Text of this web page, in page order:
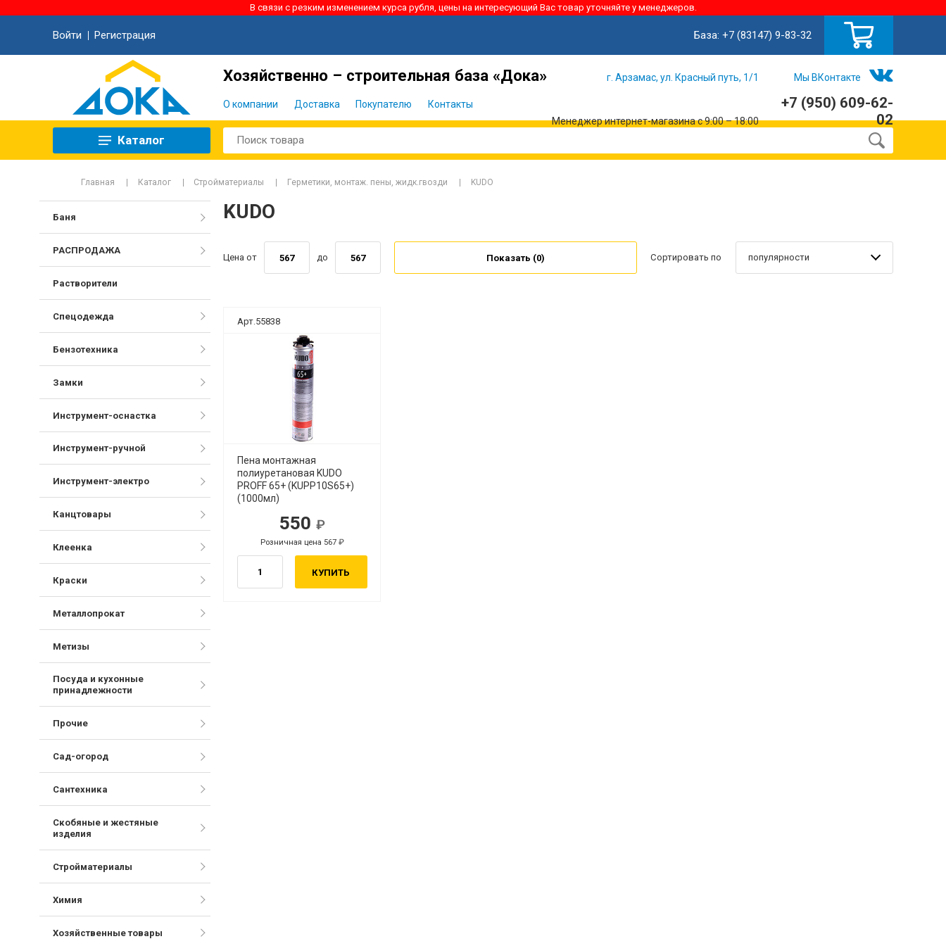
В связи с резким изменением курса рубля, цены на интересующий Вас товар уточняйте у менеджеров.
Войти Регистрация База: +7 (83147) 9-83-32
Хозяйственно – строительная база «Дока»
О компании Доставка Покупателю Контакты
г. Арзамас, ул. Красный путь, 1/1 Мы ВКонтакте
Менеджер интернет-магазина с 9:00 – 18:00
+7 (950) 609-62-
02
Каталог
Главная Каталог Стройматериалы Герметики, монтаж. пены, жидк.гвозди KUDO
KUDO
Цена от до Показать (0) Сортировать по популярности
Арт.55838
Пена монтажная
полиуретановая KUDO
PROFF 65+ (KUPP10S65+)
(1000мл)
550
Розничная цена 567
КУПИТЬ
Баня
РАСПРОДАЖА
Растворители
Спецодежда
Бензотехника
Замки
Инструмент-оснастка
Инструмент-ручной
Инструмент-электро
Канцтовары
Клеенка
Краски
Металлопрокат
Метизы
Посуда и кухонные
принадлежности
Прочие
Сад-огород
Сантехника
Скобяные и жестяные
изделия
Стройматериалы
Химия
Хозяйственные товары